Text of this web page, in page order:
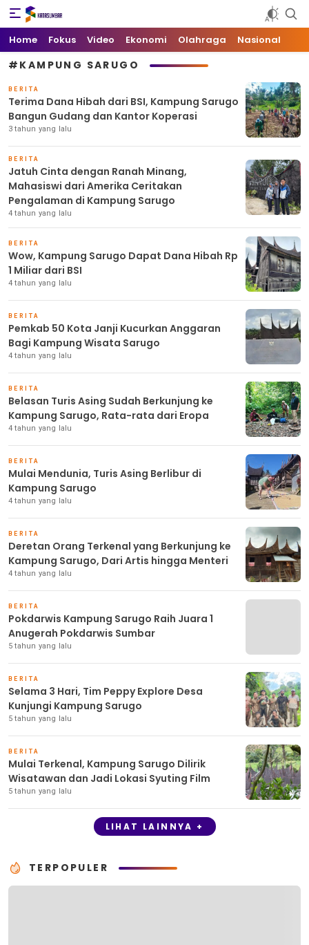
Kata Sumbar
Berita Sumbar Hari Ini
Home Fokus Video Ekonomi Olahraga Nasional
#KAMPUNG SARUGO
BERITA
Terima Dana Hibah dari BSI, Kampung Sarugo
Bangun Gudang dan Kantor Koperasi
3 tahun yang lalu
BERITA
Jatuh Cinta dengan Ranah Minang,
Mahasiswi dari Amerika Ceritakan
Pengalaman di Kampung Sarugo
4 tahun yang lalu
BERITA
Wow, Kampung Sarugo Dapat Dana Hibah Rp
1 Miliar dari BSI
4 tahun yang lalu
BERITA
Pemkab 50 Kota Janji Kucurkan Anggaran
Bagi Kampung Wisata Sarugo
4 tahun yang lalu
BERITA
Belasan Turis Asing Sudah Berkunjung ke
Kampung Sarugo, Rata-rata dari Eropa
4 tahun yang lalu
BERITA
Mulai Mendunia, Turis Asing Berlibur di
Kampung Sarugo
4 tahun yang lalu
BERITA
Deretan Orang Terkenal yang Berkunjung ke
Kampung Sarugo, Dari Artis hingga Menteri
4 tahun yang lalu
BERITA
Pokdarwis Kampung Sarugo Raih Juara 1
Anugerah Pokdarwis Sumbar
5 tahun yang lalu
BERITA
Selama 3 Hari, Tim Peppy Explore Desa
Kunjungi Kampung Sarugo
5 tahun yang lalu
BERITA
Mulai Terkenal, Kampung Sarugo Dilirik
Wisatawan dan Jadi Lokasi Syuting Film
5 tahun yang lalu
LIHAT LAINNYA +
TERPOPULER